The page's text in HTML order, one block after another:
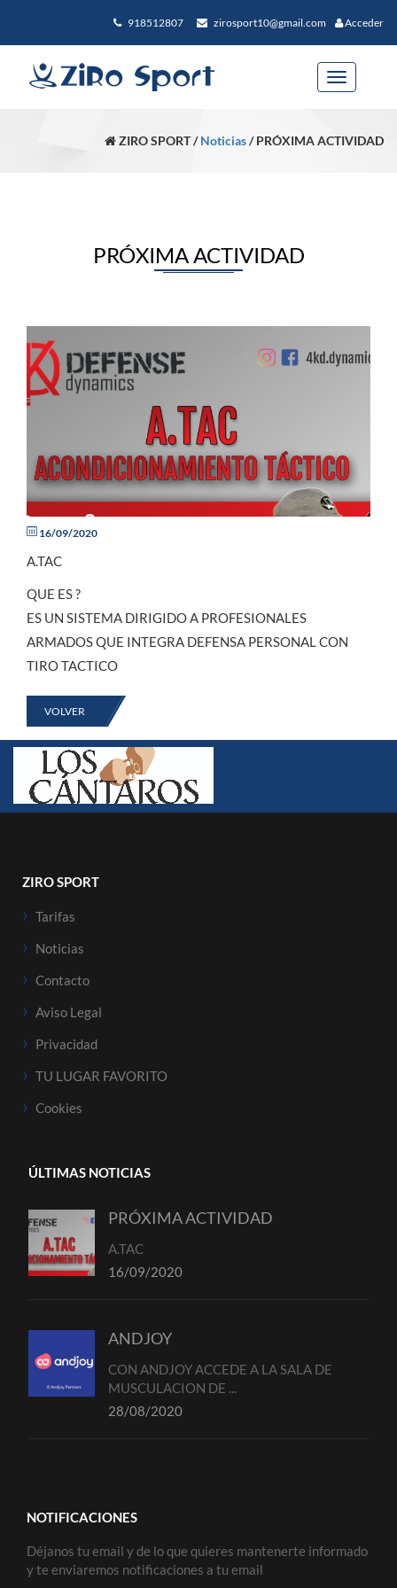
918512807 zirosport10@gmail.com Acceder
Toggle
navigation
ZIRO SPORT /Noticias/ PRÓXIMA ACTIVIDAD
PRÓXIMA ACTIVIDAD
16/09/2020
A.TAC
QUE ES ?
ES UN SISTEMA DIRIGIDO A PROFESIONALES
ARMADOS QUE INTEGRA DEFENSA PERSONAL CON
TIRO TACTICO
VOLVER
ZIRO SPORT
Tarifas
Noticias
Contacto
Aviso Legal
Privacidad
TU LUGAR FAVORITO
Cookies
ÚLTIMAS NOTICIAS
PRÓXIMA ACTIVIDAD
A.TAC
16/09/2020
ANDJOY
CON ANDJOY ACCEDE A LA SALA DE
MUSCULACION DE ...
28/08/2020
NOTIFICACIONES
Déjanos tu email y de lo que quieres mantenerte informado
y te enviaremos notificaciones a tu email